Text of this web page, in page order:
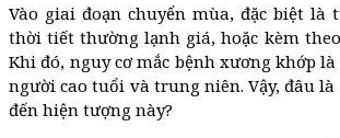
Vào giai đoạn chuyển mùa, đặc biệt là
thời tiết thường lạnh giá, hoặc kèm
Khi đó, nguy cơ mắc bệnh xương khớp
người cao tuổi và trung niên. Vậy, đâu
đến hiện tượng này?